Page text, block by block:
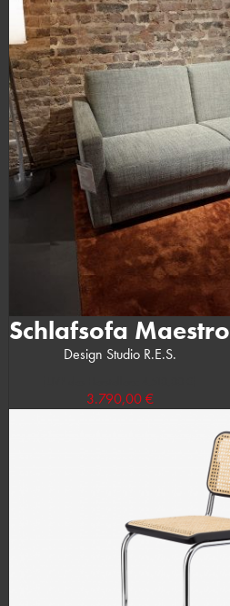
Schlafsofa Maestro
Design Studio R.E.S.
3.790,00 €